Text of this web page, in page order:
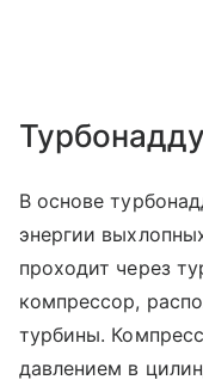
В основе
энергии
проходит через
компрессор,
турбины.
давлением в